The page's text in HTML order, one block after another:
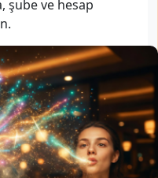
şube ve hesap